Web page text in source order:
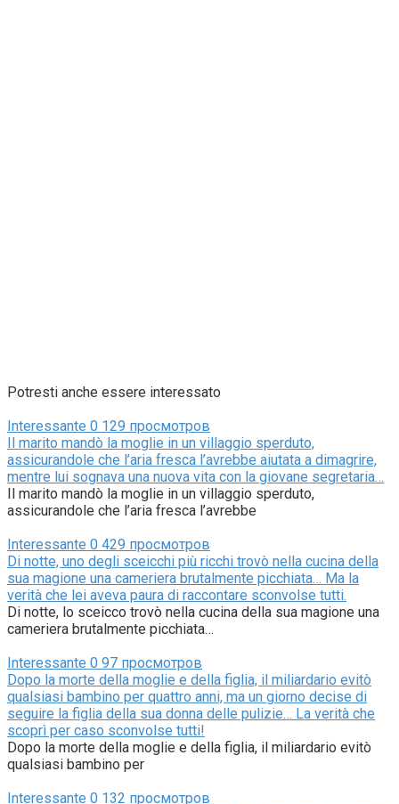
Potresti anche essere interessato
Interessante 0 129 просмотров
Il marito mandò la moglie in un villaggio sperduto,
assicurandole che l’aria fresca l’avrebbe aiutata a dimagrire,
mentre lui sognava una nuova vita con la giovane segretaria…
Il marito mandò la moglie in un villaggio sperduto,
assicurandole che l’aria fresca l’avrebbe
Interessante 0 429 просмотров
Di notte, uno degli sceicchi più ricchi trovò nella cucina della
sua magione una cameriera brutalmente picchiata… Ma la
verità che lei aveva paura di raccontare sconvolse tutti.
Di notte, lo sceicco trovò nella cucina della sua magione una
cameriera brutalmente picchiata…
Interessante 0 97 просмотров
Dopo la morte della moglie e della figlia, il miliardario evitò
qualsiasi bambino per quattro anni, ma un giorno decise di
seguire la figlia della sua donna delle pulizie… La verità che
scoprì per caso sconvolse tutti!
Dopo la morte della moglie e della figlia, il miliardario evitò
qualsiasi bambino per
Interessante 0 132 просмотров